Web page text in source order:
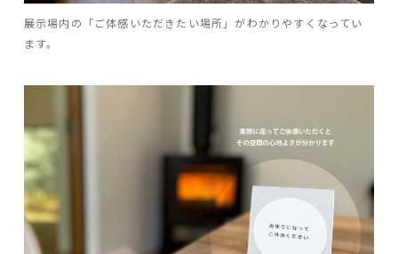
展示場内の「ご体感いただきたい場所」がわかりやすくなってい
ます。